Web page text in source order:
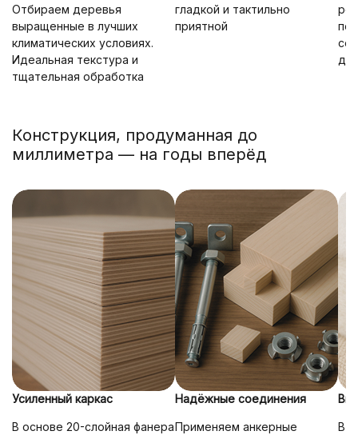
Отбираем деревья
выращенные в лучших
климатических условиях.
Идеальная текстура и
тщательная обработка
гладкой и тактильно
приятной
Конструкция, продуманная до
миллиметра — на годы вперёд
Усиленный каркас
В основе 20-слойная фанера
Надёжные соединения
Применяем анкерные
В